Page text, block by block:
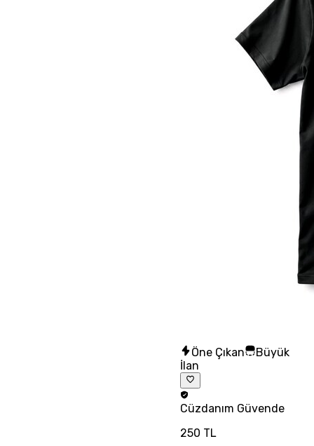
Öne Çıkan
Büyük
İlan
Cüzdanım Güvende
250 TL